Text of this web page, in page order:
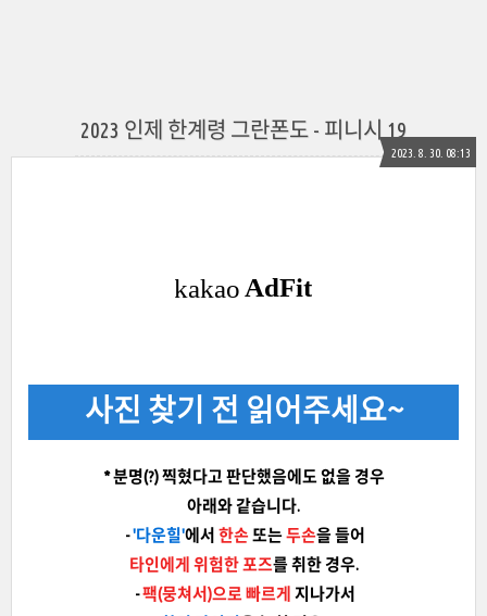
2023 인제 한계령 그란폰도 - 피니시 19
2023. 8. 30. 08:13
사진 찾기 전 읽어주세요~
* 분명(?) 찍혔다고 판단했음에도 없을 경우
아래와 같습니다.
-'다운힐'에서 한손또는두손을 들어
타인에게 위험한 포즈를 취한 경우.
-팩(뭉쳐서)으로 빠르게 지나가서